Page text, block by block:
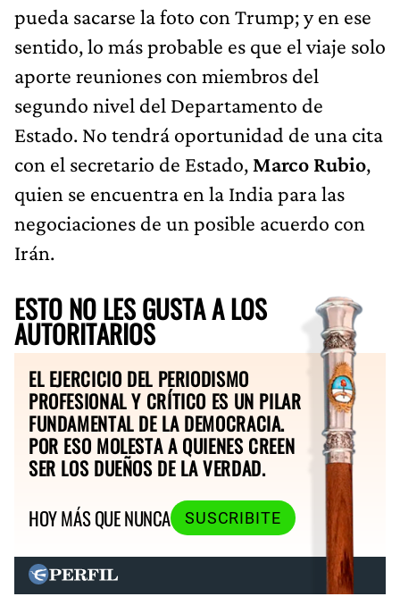
pueda sacarse la foto con Trump; y en ese
sentido, lo más probable es que el viaje solo
aporte reuniones con miembros del
segundo nivel del Departamento de
Estado. No tendrá oportunidad de una cita
con el secretario de Estado, Marco Rubio,
quien se encuentra en la India para las
negociaciones de un posible acuerdo con
Irán.
ESTO NO LES GUSTA A LOS
AUTORITARIOS
EL EJERCICIO DEL PERIODISMO
PROFESIONAL Y CRÍTICO ES UN PILAR
FUNDAMENTAL DE LA DEMOCRACIA.
POR ESO MOLESTA A QUIENES CREEN
SER LOS DUEÑOS DE LA VERDAD.
HOY MÁS QUE NUNCA
SUSCRIBITE